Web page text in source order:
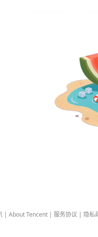
| About Tencent | 服务协议 | 隐私